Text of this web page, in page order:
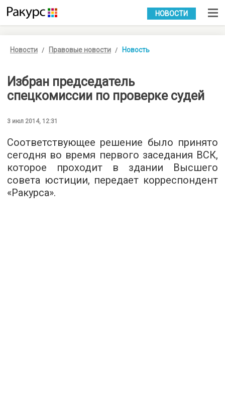
УКР РУС
НОВОСТИ
Новости Правовые новости Новость
Избран председатель
спецкомиссии по проверке судей
3 июл 2014, 12:31
Соответствующее решение было принято
сегодня во время первого заседания ВСК,
которое проходит в здании Высшего
совета юстиции, передает корреспондент
«Ракурса».